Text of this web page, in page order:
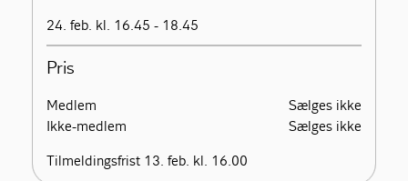
24. feb. kl. 16.45 - 18.45
Pris
Medlem
Sælges ikke
Ikke-medlem
Sælges ikke
Tilmeldingsfrist 13. feb. kl. 16.00